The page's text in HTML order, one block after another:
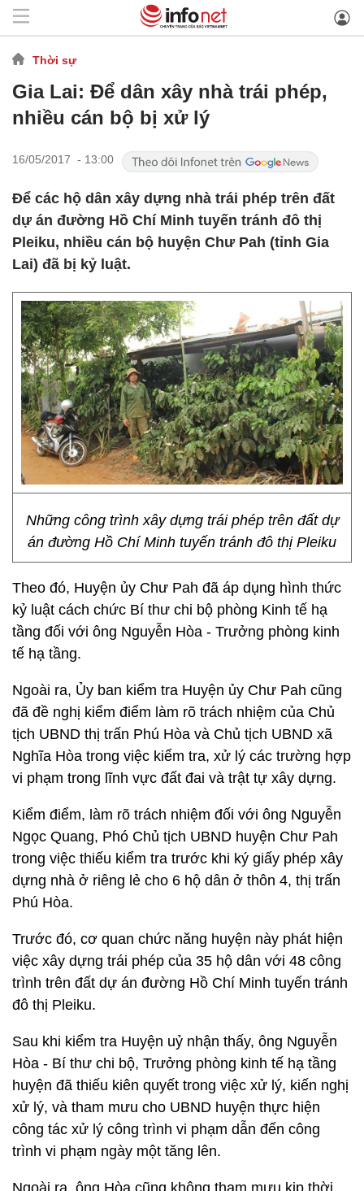
Thời sự
Gia Lai: Để dân xây nhà trái phép,
nhiều cán bộ bị xử lý
16/05/2017 - 13:00
Để các hộ dân xây dựng nhà trái phép trên đất
dự án đường Hồ Chí Minh tuyến tránh đô thị
Pleiku, nhiều cán bộ huyện Chư Pah (tỉnh Gia
Lai) đã bị kỷ luật.
Những công trình xây dựng trái phép trên đất dự
án đường Hồ Chí Minh tuyến tránh đô thị Pleiku
Theo đó, Huyện ủy Chư Pah đã áp dụng hình thức
kỷ luật cách chức Bí thư chi bộ phòng Kinh tế hạ
tầng đối với ông Nguyễn Hòa - Trưởng phòng kinh
tế hạ tầng.
Ngoài ra, Ủy ban kiểm tra Huyện ủy Chư Pah cũng
đã đề nghị kiểm điểm làm rõ trách nhiệm của Chủ
tịch UBND thị trấn Phú Hòa và Chủ tịch UBND xã
Nghĩa Hòa trong việc kiểm tra, xử lý các trường hợp
vi phạm trong lĩnh vực đất đai và trật tự xây dựng.
Kiểm điểm, làm rõ trách nhiệm đối với ông Nguyễn
Ngọc Quang, Phó Chủ tịch UBND huyện Chư Pah
trong việc thiếu kiểm tra trước khi ký giấy phép xây
dựng nhà ở riêng lẻ cho 6 hộ dân ở thôn 4, thị trấn
Phú Hòa.
Trước đó, cơ quan chức năng huyện này phát hiện
việc xây dựng trái phép của 35 hộ dân với 48 công
trình trên đất dự án đường Hồ Chí Minh tuyến tránh
đô thị Pleiku.
Sau khi kiểm tra Huyện uỷ nhận thấy, ông Nguyễn
Hòa - Bí thư chi bộ, Trưởng phòng kinh tế hạ tầng
huyện đã thiếu kiên quyết trong việc xử lý, kiến nghị
xử lý, và tham mưu cho UBND huyện thực hiện
công tác xử lý công trình vi phạm dẫn đến công
trình vi phạm ngày một tăng lên.
Ngoài ra, ông Hòa cũng không tham mưu kịp thời